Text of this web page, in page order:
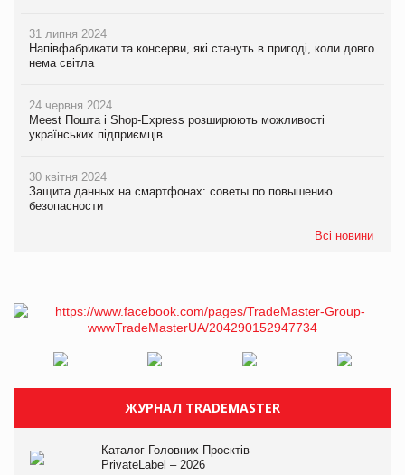
31 липня 2024
Напівфабрикати та консерви, які стануть в пригоді, коли довго
нема світла
24 червня 2024
Meest Пошта і Shop-Express розширюють можливості
українських підприємців
30 квітня 2024
Защита данных на смартфонах: советы по повышению
безопасности
Всі новини
ЖУРНАЛ TRADEMASTER
Каталог Головних Проєктів
PrivateLabel – 2026